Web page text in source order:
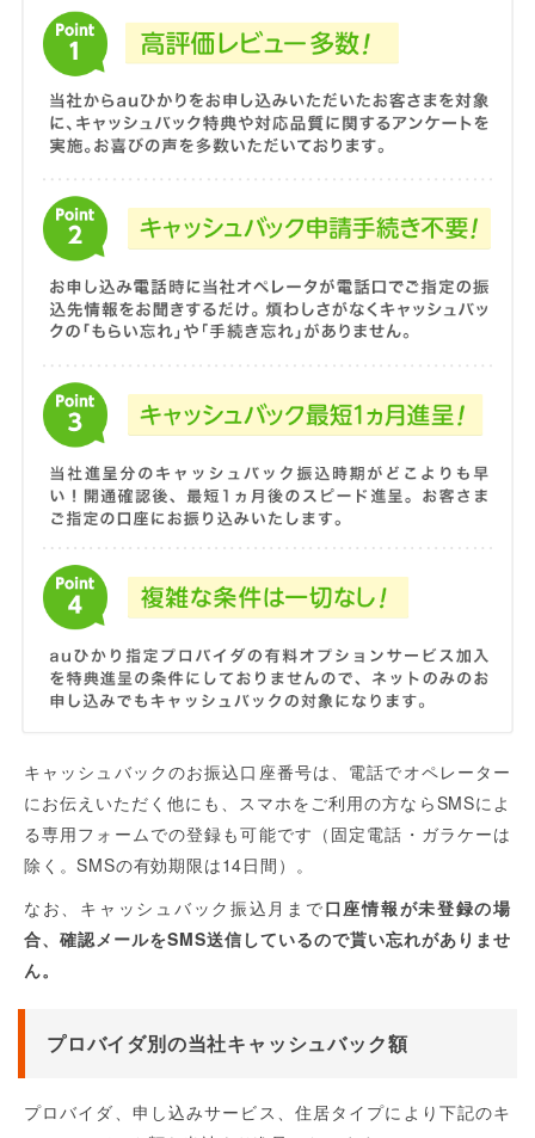
キャッシュバックのお振込口座番号は、電話でオペレーター
にお伝えいただく他にも、スマホをご利用の方ならSMSによ
る専用フォームでの登録も可能です（固定電話・ガラケーは
除く。SMSの有効期限は14日間）。
なお、キャッシュバック振込月まで口座情報が未登録の場
合、確認メールをSMS送信しているので貰い忘れがありませ
ん。
プロバイダ別の当社キャッシュバック額
プロバイダ、申し込みサービス、住居タイプにより下記のキ